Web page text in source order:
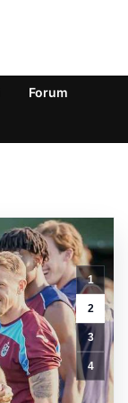
Forum
1
2
3
4